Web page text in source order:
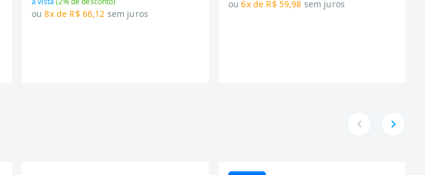
ou 8x de R$ 66,12 sem juros
ou 6x de R$ 59,98 sem juros